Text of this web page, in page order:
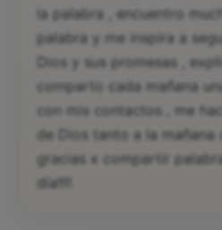
la palabra , encuentro
palabra y me inspira a
Dios y sus promesas ,
comparto cada mañana
con mis contactos , me
de Dios tanto a la mañana
gracias x compartir
día!!!!